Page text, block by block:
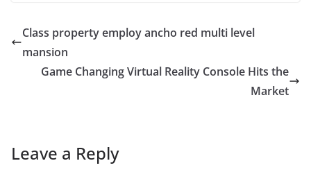
Class property employ ancho red multi level
mansion
Game Changing Virtual Reality Console Hits the
Market
Leave a Reply